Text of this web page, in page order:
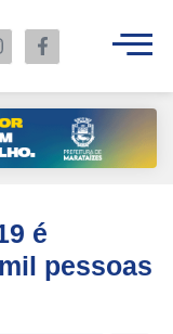
é
pessoas